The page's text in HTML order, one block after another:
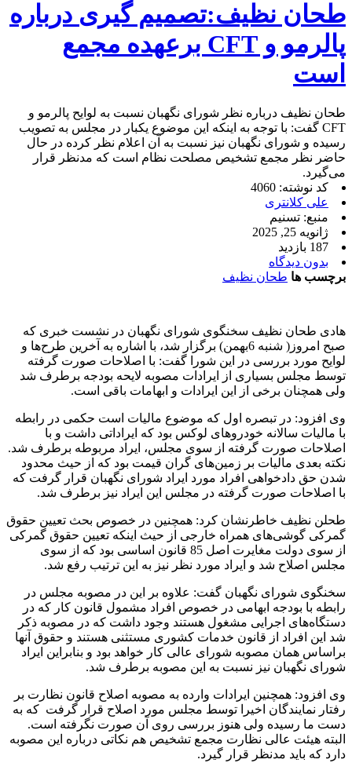
طحان نظیف:تصمیم گیری درباره
پالرمو و CFT برعهده مجمع
است
طحان نظیف درباره نظر شورای نگهبان نسبت به لوایح پالرمو و
CFT گفت: با توجه به اینکه این موضوع یکبار در مجلس به تصویب
رسیده و شورای نگهبان نیز نسبت به آن اعلام نظر کرده در حال
حاضر نظر مجمع تشخیص مصلحت نظام است که مدنظر قرار
می‌گیرد.
کد نوشته: 4060
علی کلانتری
منبع: تسنیم
ژانویه 25, 2025
187 بازدید
بدون دیدگاه
برچسب ها طحان نظیف
هادی طحان نظیف سخنگوی شورای نگهبان در نشست خبری که
صبح امروز( شنبه 6بهمن) برگزار شد، با اشاره به آخرین طرح‌ها و
لوایح مورد بررسی در این شورا گفت: با اصلاحات صورت گرفته
توسط مجلس بسیاری از ایرادات مصوبه لایحه بودجه برطرف شد
ولی همچنان برخی از این ایرادات و ابهامات باقی است.
وی افزود: در تبصره اول که موضوع مالیات است حکمی در رابطه
با مالیات سالانه خودروهای لوکس بود که ایراداتی داشت و با
اصلاحات صورت گرفته از سوی مجلس، ایراد مربوطه برطرف شد.
نکته بعدی مالیات بر زمین‌های گران قیمت بود که از حیث محدود
شدن حق دادخواهی افراد مورد ایراد شورای نگهبان قرار گرفت که
با اصلاحات صورت گرفته در مجلس این ایراد نیز برطرف شد.
طحلن نظیف خاطرنشان کرد: همچنین در خصوص بحث تعیین حقوق
گمرکی گوشی‌های همراه خارجی از حیث اینکه تعیین حقوق گمرکی
از سوی دولت مغایرت اصل 85 قانون اساسی بود که از سوی
مجلس اصلاح شد و ایراد مورد نظر نیز به این ترتیب رفع شد.
سخنگوی شورای نگهبان گفت: علاوه بر این در مصوبه مجلس در
رابطه با بودجه ابهامی در خصوص افراد مشمول قانون کار که در
دستگاه‌های اجرایی مشغول هستند وجود داشت که در مصوبه ذکر
شد این افراد از قانون خدمات کشوری مستثنی هستند و حقوق آنها
براساس همان مصوبه شورای عالی کار خواهد بود و بنابراین ایراد
شورای نگهبان نیز نسبت به این مصوبه برطرف شد.
وی افزود: همچنین ایرادات وارده به مصوبه اصلاح قانون نظارت بر
رفتار نمایندگان اخیرا توسط مجلس مورد اصلاح قرار گرفت که به
دست ما رسیده ولی هنوز بررسی روی آن صورت نگرفته است‌.
البته هیئت عالی نظارت مجمع تشخیص هم نکاتی درباره این مصوبه
دارد که باید مدنظر قرار گیرد.